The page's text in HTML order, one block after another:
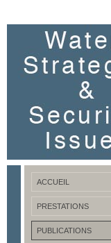
ACCUEIL
PRESTATIONS
PUBLICATIONS